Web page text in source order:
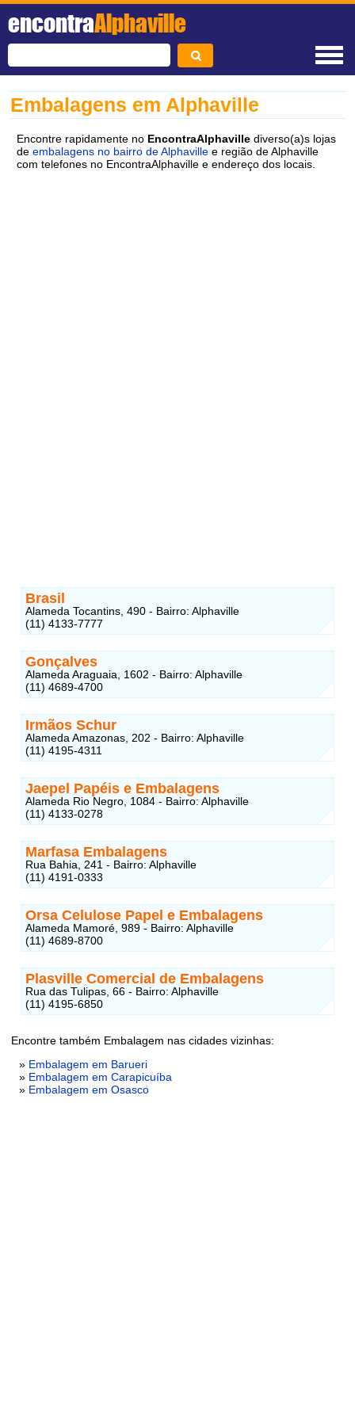
encontraAlphaville
Embalagens em Alphaville
Encontre rapidamente no EncontraAlphaville diverso(a)s lojas
deembalagens no bairro de Alphaville e região de Alphaville
com telefones no EncontraAlphaville e endereço dos locais.
Brasil
Alameda Tocantins, 490 - Bairro: Alphaville
(11) 4133-7777
Gonçalves
Alameda Araguaia, 1602 - Bairro: Alphaville
(11) 4689-4700
Irmãos Schur
Alameda Amazonas, 202 - Bairro: Alphaville
(11) 4195-4311
Jaepel Papéis e Embalagens
Alameda Rio Negro, 1084 - Bairro: Alphaville
(11) 4133-0278
Marfasa Embalagens
Rua Bahia, 241 - Bairro: Alphaville
(11) 4191-0333
Orsa Celulose Papel e Embalagens
Alameda Mamoré, 989 - Bairro: Alphaville
(11) 4689-8700
Plasville Comercial de Embalagens
Rua das Tulipas, 66 - Bairro: Alphaville
(11) 4195-6850
Encontre também Embalagem nas cidades vizinhas:
» Embalagem em Barueri
» Embalagem em Carapicuíba
» Embalagem em Osasco